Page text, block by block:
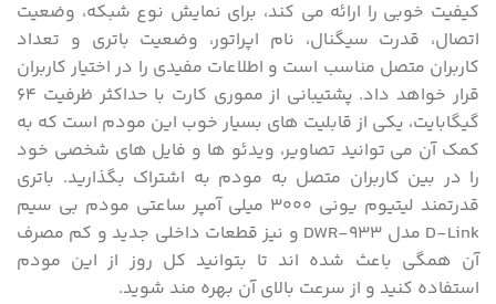
کیفیت خوبی را ارائه می کند، برای نمایش نوع شبکه، وضعیت
اتصال، قدرت سیگنال، نام اپراتور، وضعیت باتری و تعداد
کاربران متصل مناسب است و اطلاعات مفیدی را در اختیار کاربران
قرار خواهد داد. پشتیبانی از مموری کارت با حداکثر ظرفیت 64
گیگابایت، یکی از قابلیت های بسیار خوب این مودم است که به
کمک آن می توانید تصاویر، ویدئو ها و فایل های شخصی خود
را در بین کاربران متصل به مودم به اشتراک بگذارید. باتری
قدرتمند لیتیوم یونی ۳۰۰۰ میلی آمپر ساعتی مودم بی سیم
D-Link مدل DWR-933 و نیز قطعات داخلی جدید و کم مصرف
آن همگی باعث شده اند تا بتوانید کل روز از این مودم
استفاده کنید و از سرعت بالای آن بهره مند شوید.